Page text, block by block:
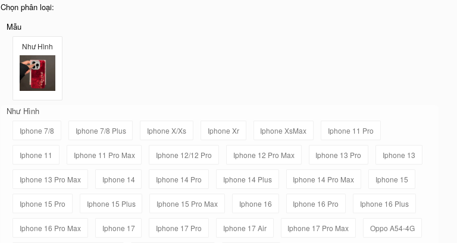
Chọn phân loại:
Mẫu
Như Hình
Như Hình
Iphone 7/8 Iphone 7/8 Plus Iphone X/Xs Iphone Xr Iphone XsMax Iphone 11 Pro
Iphone 11 Iphone 11 Pro Max Iphone 12/12 Pro Iphone 12 Pro Max Iphone 13 Pro Iphone 13
Iphone 13 Pro Max Iphone 14 Iphone 14 Pro Iphone 14 Plus Iphone 14 Pro Max Iphone 15
Iphone 15 Pro Iphone 15 Plus Iphone 15 Pro Max Iphone 16 Iphone 16 Pro Iphone 16 Plus
Iphone 16 Pro Max Iphone 17 Iphone 17 Pro Iphone 17 Air Iphone 17 Pro Max Oppo A54-4G